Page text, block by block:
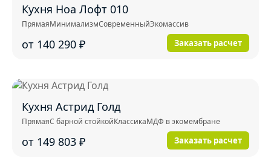
Кухня Ноа Лофт 010
ПрямаяМинимализмСовременныйЭкомассив
от 140 290 ₽ Заказать расчет
Кухня Астрид Голд
ПрямаяС барной стойкойКлассикаМДФ в экомембране
от 149 803 ₽ Заказать расчет